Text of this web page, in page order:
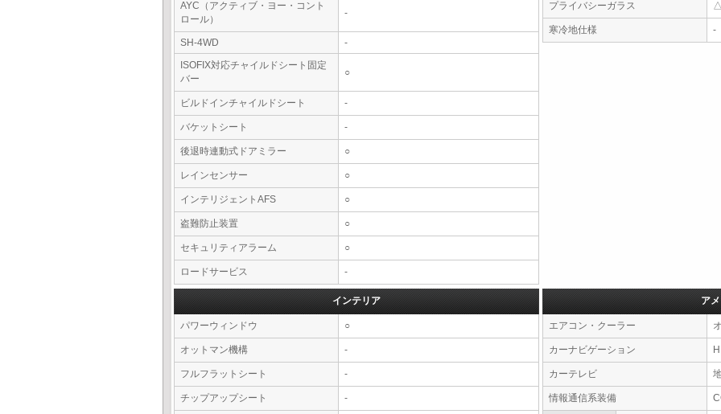
AYC（アクティブ・ヨー・コント
ロール）
-
SH-4WD
-
ISOFIX対応チャイルドシート固定
バー
○
ビルドインチャイルドシート -
バケットシート -
後退時連動式ドアミラー ○
レインセンサー ○
インテリジェントAFS ○
盗難防止装置 ○
セキュリティアラーム ○
ロードサービス -
プライバシーガラス
寒冷地仕様 -
インテリア
パワーウィンドウ ○
オットマン機構 -
フルフラットシート -
チップアップシート -
ア
エアコン・クーラー
カーナビゲーション
カーテレビ
情報通信系装備